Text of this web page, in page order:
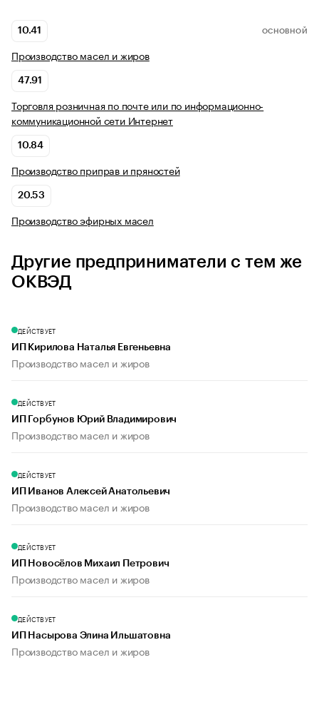
10.41 ОСНОВНОЙ
Производство масел и жиров
47.91
Торговля розничная по почте или по информационно-
коммуникационной сети Интернет
10.84
Производство приправ и пряностей
20.53
Производство эфирных масел
Другие предприниматели с тем же
ОКВЭД
ДЕЙСТВУЕТ
ИП Кирилова Наталья Евгеньевна
Производство масел и жиров
ДЕЙСТВУЕТ
ИП Горбунов Юрий Владимирович
Производство масел и жиров
ДЕЙСТВУЕТ
ИП Иванов Алексей Анатольевич
Производство масел и жиров
ДЕЙСТВУЕТ
ИП Новосёлов Михаил Петрович
Производство масел и жиров
ДЕЙСТВУЕТ
ИП Насырова Элина Ильшатовна
Производство масел и жиров